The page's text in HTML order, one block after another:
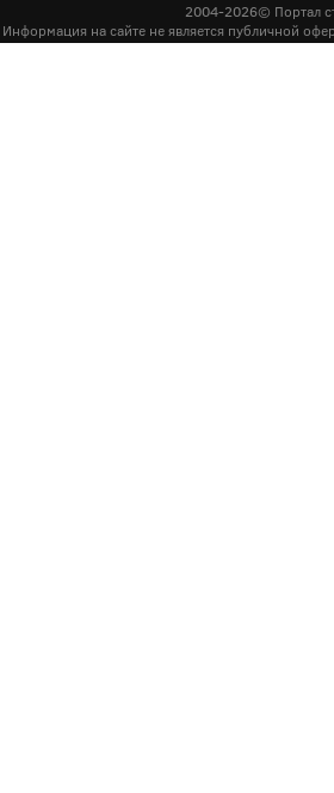
2004-2026© Портал
Информация на сайте не является публичной